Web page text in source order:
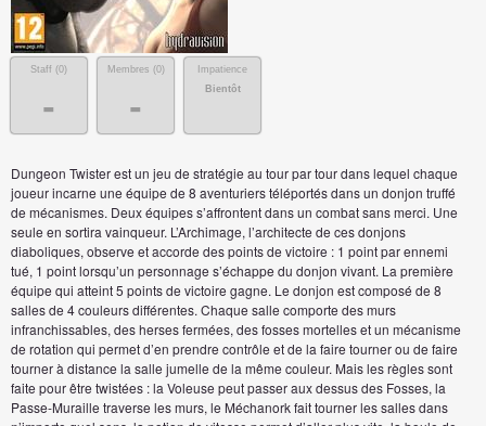
Staff (0)
-
Membres (0)
-
Impatience
Bientôt
Dungeon Twister est un jeu de stratégie au tour par tour dans lequel chaque
joueur incarne une équipe de 8 aventuriers téléportés dans un donjon truffé
de mécanismes. Deux équipes s’affrontent dans un combat sans merci. Une
seule en sortira vainqueur. L’Archimage, l’architecte de ces donjons
diaboliques, observe et accorde des points de victoire : 1 point par ennemi
tué, 1 point lorsqu’un personnage s’échappe du donjon vivant. La première
équipe qui atteint 5 points de victoire gagne. Le donjon est composé de 8
salles de 4 couleurs différentes. Chaque salle comporte des murs
infranchissables, des herses fermées, des fosses mortelles et un mécanisme
de rotation qui permet d’en prendre contrôle et de la faire tourner ou de faire
tourner à distance la salle jumelle de la même couleur. Mais les règles sont
faite pour être twistées : la Voleuse peut passer aux dessus des Fosses, la
Passe-Muraille traverse les murs, le Méchanork fait tourner les salles dans